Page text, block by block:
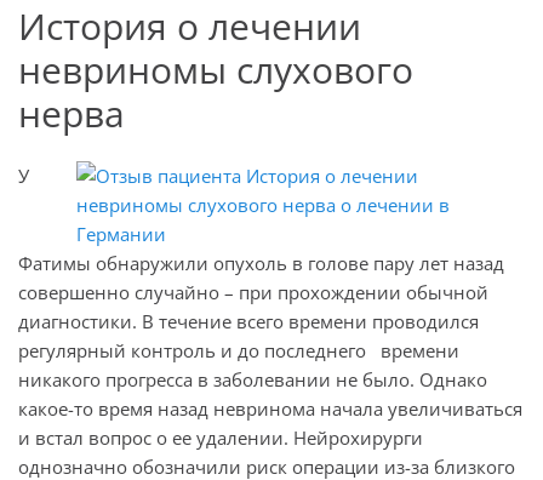
История о лечении
невриномы слухового
нерва
У
Фатимы обнаружили опухоль в голове пару лет назад
совершенно случайно – при прохождении обычной
диагностики. В течение всего времени проводился
регулярный контроль и до последнего времени
никакого прогресса в заболевании не было. Однако
какое-то время назад невринома начала увеличиваться
и встал вопрос о ее удалении. Нейрохирурги
однозначно обозначили риск операции из-за близкого